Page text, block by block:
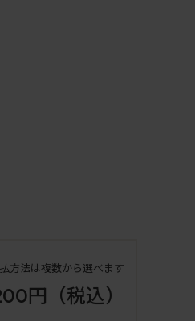
方法は複数から選べます
円 （税込）